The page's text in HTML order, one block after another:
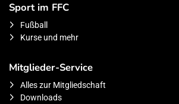
Sport im FFC
Fußball
Kurse und mehr
Mitglieder-Service
Alles zur Mitgliedschaft
Downloads